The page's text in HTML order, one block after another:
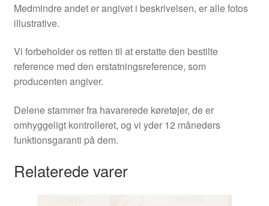
Medmindre andet er angivet i beskrivelsen, er alle fotos
illustrative.
Vi forbeholder os retten til at erstatte den bestilte
reference med den erstatningsreference, som
producenten angiver.
Delene stammer fra havarerede køretøjer, de er
omhyggeligt kontrolleret, og vi yder 12 måneders
funktionsgaranti på dem.
Relaterede varer